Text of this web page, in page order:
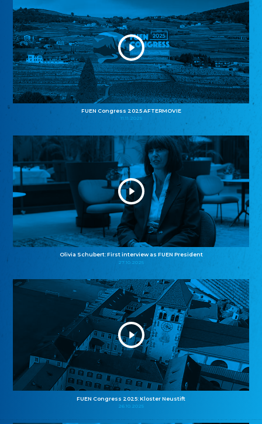
FUEN Congress 2025 AFTERMOVIE
11.11.2025
Olivia Schubert: First interview as FUEN President
27.10.2025
FUEN Congress 2025: Kloster Neustift
26.10.2025